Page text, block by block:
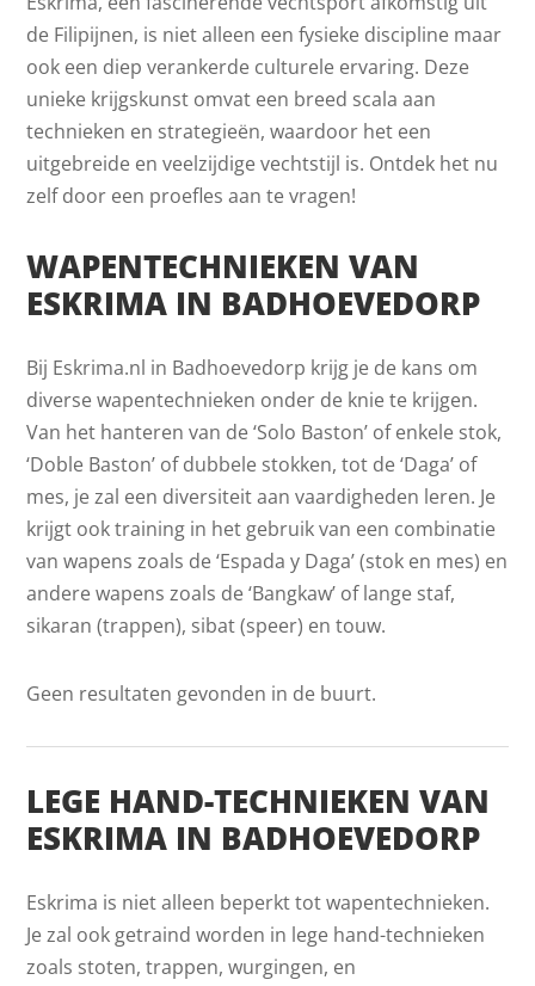
de Filipijnen, is niet alleen een fysieke discipline maar
ook een diep verankerde culturele ervaring. Deze
unieke krijgskunst omvat een breed scala aan
technieken en strategieën, waardoor het een
uitgebreide en veelzijdige vechtstijl is. Ontdek het nu
zelf door een proefles aan te vragen!
WAPENTECHNIEKEN VAN
ESKRIMA IN BADHOEVEDORP
Bij Eskrima.nl in Badhoevedorp krijg je de kans om
diverse wapentechnieken onder de knie te krijgen.
Van het hanteren van de ‘Solo Baston’ of enkele stok,
‘Doble Baston’ of dubbele stokken, tot de ‘Daga’ of
mes, je zal een diversiteit aan vaardigheden leren. Je
krijgt ook training in het gebruik van een combinatie
van wapens zoals de ‘Espada y Daga’ (stok en mes) en
andere wapens zoals de ‘Bangkaw’ of lange staf,
sikaran (trappen), sibat (speer) en touw.
Geen resultaten gevonden in de buurt.
LEGE HAND-TECHNIEKEN VAN
ESKRIMA IN BADHOEVEDORP
Eskrima is niet alleen beperkt tot wapentechnieken.
Je zal ook getraind worden in lege hand-technieken
zoals stoten, trappen, wurgingen, en